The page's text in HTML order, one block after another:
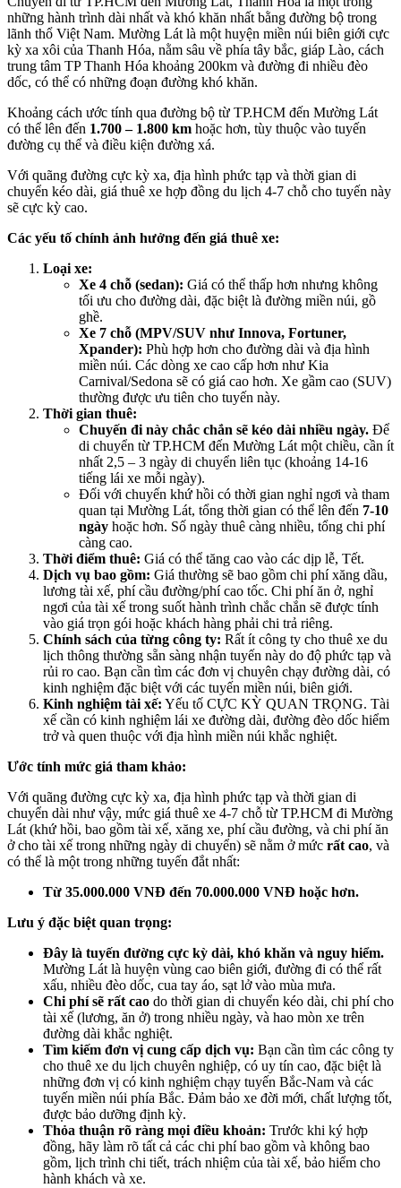
những hành trình dài nhất và khó khăn nhất bằng đường bộ trong
lãnh thổ Việt Nam. Mường Lát là một huyện miền núi biên giới cực
kỳ xa xôi của Thanh Hóa, nằm sâu về phía tây bắc, giáp Lào, cách
trung tâm TP Thanh Hóa khoảng 200km và đường đi nhiều đèo
dốc, có thể có những đoạn đường khó khăn.
Khoảng cách ước tính qua đường bộ từ TP.HCM đến Mường Lát
có thể lên đến 1.700 – 1.800 km hoặc hơn, tùy thuộc vào tuyến
đường cụ thể và điều kiện đường xá.
Với quãng đường cực kỳ xa, địa hình phức tạp và thời gian di
chuyển kéo dài, giá thuê xe hợp đồng du lịch 4-7 chỗ cho tuyến này
sẽ cực kỳ cao.
Các yếu tố chính ảnh hưởng đến giá thuê xe:
Loại xe:
Xe 4 chỗ (sedan): Giá có thể thấp hơn nhưng không
tối ưu cho đường dài, đặc biệt là đường miền núi, gồ
ghề.
Xe 7 chỗ (MPV/SUV như Innova, Fortuner,
Xpander): Phù hợp hơn cho đường dài và địa hình
miền núi. Các dòng xe cao cấp hơn như Kia
Carnival/Sedona sẽ có giá cao hơn. Xe gầm cao (SUV)
thường được ưu tiên cho tuyến này.
Thời gian thuê:
Chuyến đi này chắc chắn sẽ kéo dài nhiều ngày. Để
di chuyển từ TP.HCM đến Mường Lát một chiều, cần ít
nhất 2,5 – 3 ngày di chuyển liên tục (khoảng 14-16
tiếng lái xe mỗi ngày).
Đối với chuyến khứ hồi có thời gian nghỉ ngơi và tham
quan tại Mường Lát, tổng thời gian có thể lên đến 7-10
ngày hoặc hơn. Số ngày thuê càng nhiều, tổng chi phí
càng cao.
Thời điểm thuê: Giá có thể tăng cao vào các dịp lễ, Tết.
Dịch vụ bao gồm: Giá thường sẽ bao gồm chi phí xăng dầu,
lương tài xế, phí cầu đường/phí cao tốc. Chi phí ăn ở, nghỉ
ngơi của tài xế trong suốt hành trình chắc chắn sẽ được tính
vào giá trọn gói hoặc khách hàng phải chi trả riêng.
Chính sách của từng công ty: Rất ít công ty cho thuê xe du
lịch thông thường sẵn sàng nhận tuyến này do độ phức tạp và
rủi ro cao. Bạn cần tìm các đơn vị chuyên chạy đường dài, có
kinh nghiệm đặc biệt với các tuyến miền núi, biên giới.
Kinh nghiệm tài xế: Yếu tố CỰC KỲ QUAN TRỌNG. Tài
xế cần có kinh nghiệm lái xe đường dài, đường đèo dốc hiểm
trở và quen thuộc với địa hình miền núi khắc nghiệt.
Ước tính mức giá tham khảo:
Với quãng đường cực kỳ xa, địa hình phức tạp và thời gian di
chuyển dài như vậy, mức giá thuê xe 4-7 chỗ từ TP.HCM đi Mường
Lát (khứ hồi, bao gồm tài xế, xăng xe, phí cầu đường, và chi phí ăn
ở cho tài xế trong những ngày di chuyển) sẽ nằm ở mức rất cao, và
có thể là một trong những tuyến đắt nhất:
Từ 35.000.000 VNĐ đến 70.000.000 VNĐ hoặc hơn.
Lưu ý đặc biệt quan trọng:
Đây là tuyến đường cực kỳ dài, khó khăn và nguy hiểm.
Mường Lát là huyện vùng cao biên giới, đường đi có thể rất
xấu, nhiều đèo dốc, cua tay áo, sạt lở vào mùa mưa.
Chi phí sẽ rất cao do thời gian di chuyển kéo dài, chi phí cho
tài xế (lương, ăn ở) trong nhiều ngày, và hao mòn xe trên
đường dài khắc nghiệt.
Tìm kiếm đơn vị cung cấp dịch vụ: Bạn cần tìm các công ty
cho thuê xe du lịch chuyên nghiệp, có uy tín cao, đặc biệt là
những đơn vị có kinh nghiệm chạy tuyến Bắc-Nam và các
tuyến miền núi phía Bắc. Đảm bảo xe đời mới, chất lượng tốt,
được bảo dưỡng định kỳ.
Thỏa thuận rõ ràng mọi điều khoản: Trước khi ký hợp
đồng, hãy làm rõ tất cả các chi phí bao gồm và không bao
gồm, lịch trình chi tiết, trách nhiệm của tài xế, bảo hiểm cho
hành khách và xe.